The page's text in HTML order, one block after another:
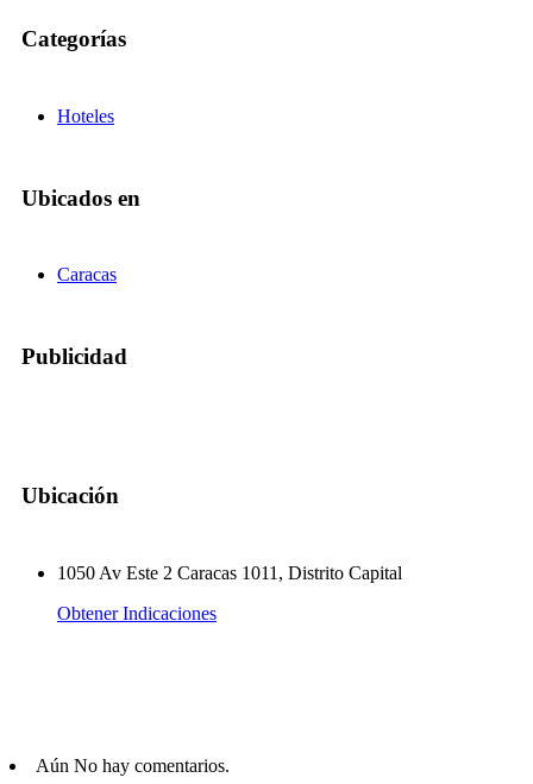
Categorías
Hoteles
Ubicados en
Caracas
Publicidad
Ubicación
1050 Av Este 2 Caracas 1011, Distrito Capital
Obtener Indicaciones
Aún No hay comentarios.